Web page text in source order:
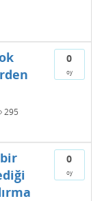
0
oy
295
0
oy